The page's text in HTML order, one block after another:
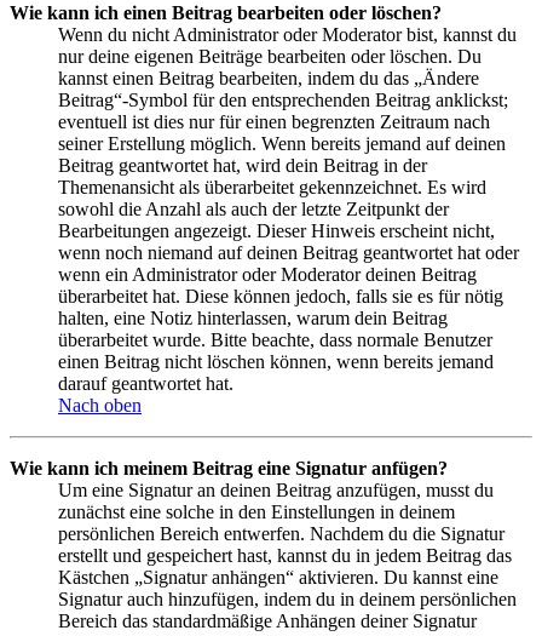
Wie kann ich einen Beitrag bearbeiten oder löschen?
Wenn du nicht Administrator oder Moderator bist, kannst du
nur deine eigenen Beiträge bearbeiten oder löschen. Du
kannst einen Beitrag bearbeiten, indem du das „Ändere
Beitrag“-Symbol für den entsprechenden Beitrag anklickst;
eventuell ist dies nur für einen begrenzten Zeitraum nach
seiner Erstellung möglich. Wenn bereits jemand auf deinen
Beitrag geantwortet hat, wird dein Beitrag in der
Themenansicht als überarbeitet gekennzeichnet. Es wird
sowohl die Anzahl als auch der letzte Zeitpunkt der
Bearbeitungen angezeigt. Dieser Hinweis erscheint nicht,
wenn noch niemand auf deinen Beitrag geantwortet hat oder
wenn ein Administrator oder Moderator deinen Beitrag
überarbeitet hat. Diese können jedoch, falls sie es für nötig
halten, eine Notiz hinterlassen, warum dein Beitrag
überarbeitet wurde. Bitte beachte, dass normale Benutzer
einen Beitrag nicht löschen können, wenn bereits jemand
darauf geantwortet hat.
Nach oben
Wie kann ich meinem Beitrag eine Signatur anfügen?
Um eine Signatur an deinen Beitrag anzufügen, musst du
zunächst eine solche in den Einstellungen in deinem
persönlichen Bereich entwerfen. Nachdem du die Signatur
erstellt und gespeichert hast, kannst du in jedem Beitrag das
Kästchen „Signatur anhängen“ aktivieren. Du kannst eine
Signatur auch hinzufügen, indem du in deinem persönlichen
Bereich das standardmäßige Anhängen deiner Signatur